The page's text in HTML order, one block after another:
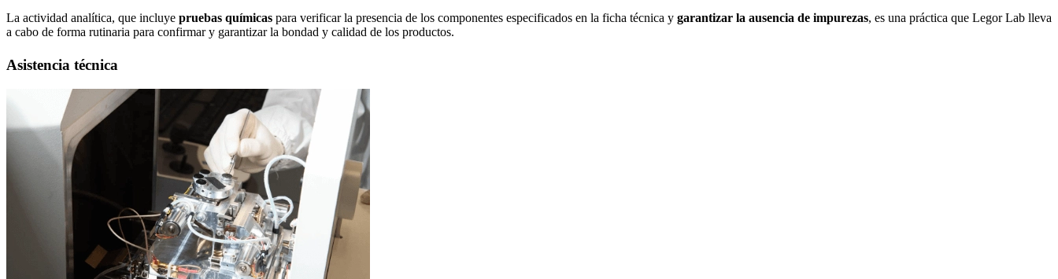
La actividad analítica, que incluye pruebas químicas para verificar la presencia de los componentes especificados en la ficha técnica y garantizar la ausencia de impurezas, es una práctica que Legor Lab lleva
a cabo de forma rutinaria para confirmar y garantizar la bondad y calidad de los productos.
Asistencia técnica